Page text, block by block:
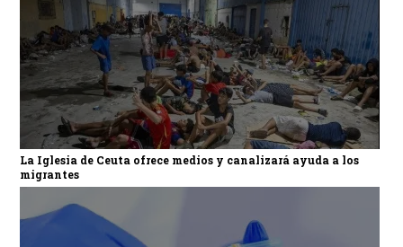
La Iglesia de Ceuta ofrece medios y canalizará ayuda a los
migrantes